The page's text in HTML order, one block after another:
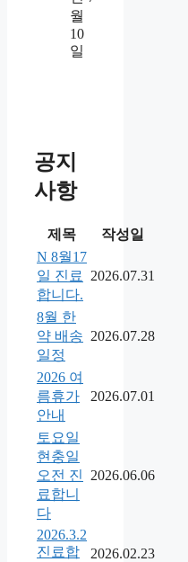
월
10
일
공지
사항
제목
작성일
N 8월17
일 진료
합니다.
2026.07.31
8월 한
약 배송
일정
2026.07.28
2026 여
름휴가
안내
2026.07.01
토요일
현충일
오전 진
료합니
다
2026.06.06
2026.3.2
진료합
2026.02.23